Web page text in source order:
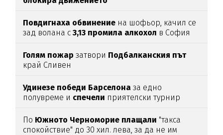
Повдигнаха обвинение на шофьор, качил се
зад волана с3,13 промила алкохол в София
Голям пожар затвори Подбалканския път
край Сливен
Удинезе победи Барселона за едно
полувреме и спечели приятелски турнир
По Южното Черноморие плащали "такса
спокойствие" до 30 хил. лева, за да не им